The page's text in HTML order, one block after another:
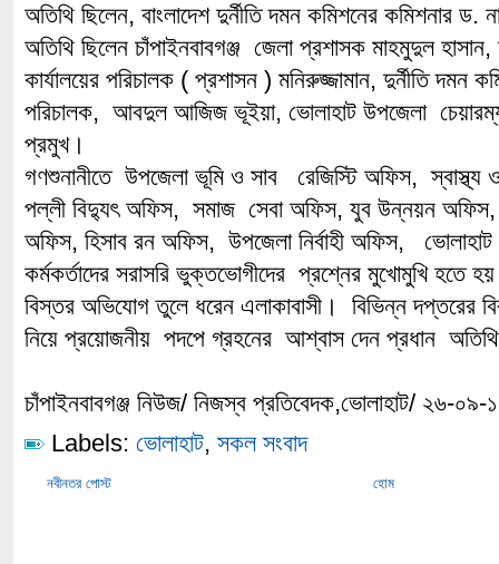
অতিথি ছিলেন, বাংলাদেশ দুর্নীতি দমন কমিশনের কমিশনার ড.
অতিথি ছিলেন চাঁপাইনবাবগঞ্জ জেলা প্রশাসক মাহমুদুল হাসান,
কার্যালয়ের পরিচালক ( প্রশাসন ) মনিরুজ্জামান, দুর্নীতি দমন
পরিচালক, আবদুল আজিজ ভূইয়া, ভোলাহাট উপজেলা
প্রমুখ।
গণশুনানীতে উপজেলা ভূমি ও সাব রেজিস্টি অফিস, স্বাস্থ্য ও
পল্লী বিদ্যুৎ অফিস, সমাজ সেবা অফিস, যুব উন্নয়ন অফিস,
অফিস, হিসাব রন অফিস, উপজেলা নির্বাহী অফিস,
কর্মকর্তাদের সরাসরি ভুক্তভোগীদের প্রশ্নের মুখোমুখি হতে
বিস্তর অভিযোগ তুলে ধরেন এলাকাবাসী। বিভিন্ন দপ্তরের
নিয়ে প্রয়োজনীয় পদপে গ্রহনের আশ্বাস দেন প্রধান
চাঁপাইনবাবগঞ্জ নিউজ/ নিজস্ব প্রতিবেদক,ভোলাহাট/ ২৬-০৯-
Labels: ভোলাহাট, সকল সংবাদ
নবীনতর পোস্ট হোম